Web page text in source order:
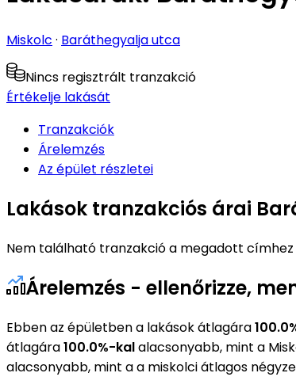
Miskolc · Baráthegyalja utca
Nincs regisztrált tranzakció
Értékelje lakását
Tranzakciók
Árelemzés
Az épület részletei
Lakások tranzakciós árai
Nem található tranzakció a megadott címhez
Árelemzés - ellenőrizze,
Ebben az épületben a lakások átlagára
átlagára100.0%-kalalacsonyabb, mint a
alacsonyabb, mint a a miskolci átlagos